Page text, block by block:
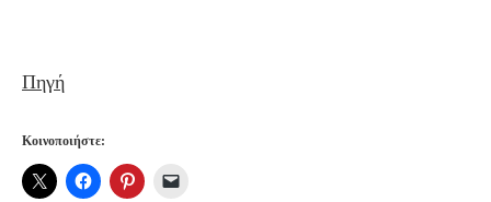
Πηγή
Κοινοποιήστε: